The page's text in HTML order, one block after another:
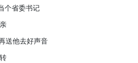
个省委书记
送他去好声音